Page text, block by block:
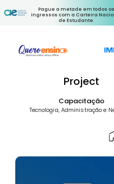
Pague a metade em todos os
ingressos com a Carteira
de Estudante.
Project
Capacitação
Tecnologia, Administração e